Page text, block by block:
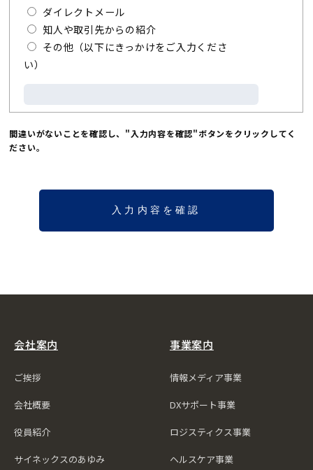
ダイレクトメール
知人や取引先からの紹介
その他（以下にきっかけをご入力くださ
い）
間違いがないことを確認し、"入力内容を確認"ボタンをクリックしてく
ださい。
会社案内
ご挨拶
会社概要
役員紹介
サイネックスのあゆみ
事業案内
情報メディア事業
DXサポート事業
ロジスティクス事業
ヘルスケア事業